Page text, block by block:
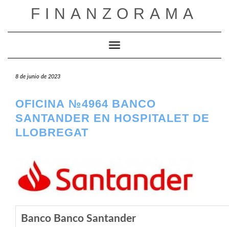
FINANZORAMA
Cambiar modo de navegación
8 de junio de 2023
OFICINA №4964 BANCO
SANTANDER EN HOSPITALET DE
LLOBREGAT
Banco Banco Santander